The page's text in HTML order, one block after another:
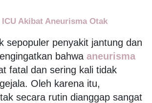
Akibat Aneurisma Otak
sepopuler penyakit jantung dan
bahwa aneurisma
fatal dan sering kali tidak
Oleh karena itu,
secara rutin dianggap sangat